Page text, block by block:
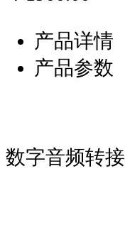
产品详情
产品参数
数字音频转接